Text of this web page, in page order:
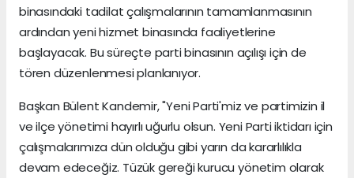
binasındaki tadilat çalışmalarının tamamlanmasının
ardından yeni hizmet binasında faaliyetlerine
başlayacak. Bu süreçte parti binasının açılışı için de
tören düzenlenmesi planlanıyor.
Başkan Bülent Kandemir, "Yeni Parti'miz ve partimizin il
ve ilçe yönetimi hayırlı uğurlu olsun. Yeni Parti iktidarı için
çalışmalarımıza dün olduğu gibi yarın da kararlılıkla
devam edeceğiz. Tüzük gereği kurucu yönetim olarak